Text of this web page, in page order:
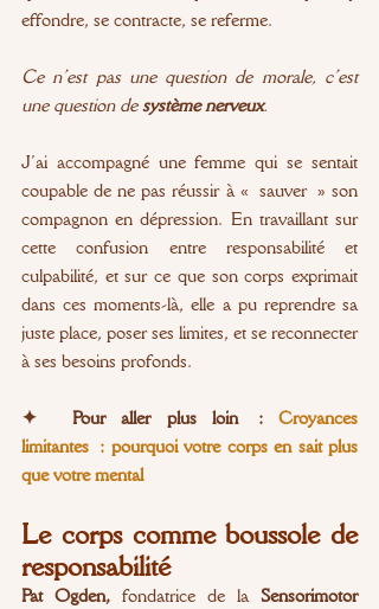
effondre, se contracte, se referme.
Ce n’est pas une question de morale, c’est
une question de système nerveux.
J’ai accompagné une femme qui se sentait
coupable de ne pas réussir à « sauver » son
compagnon en dépression. En travaillant sur
cette confusion entre responsabilité et
culpabilité, et sur ce que son corps exprimait
dans ces moments-là, elle a pu reprendre sa
juste place, poser ses limites, et se reconnecter
à ses besoins profonds.
✦  Pour aller plus loin : Croyances
limitantes : pourquoi votre corps en sait plus
que votre mental
Le corps comme boussole de
responsabilité
Pat Ogden, fondatrice de la Sensorimotor